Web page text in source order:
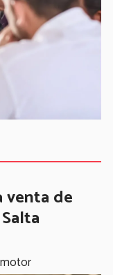
venta de